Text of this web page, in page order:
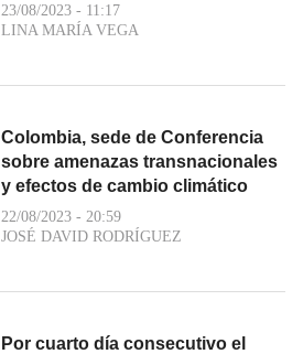
23/08/2023 - 11:17
LINA MARÍA VEGA
Colombia, sede de Conferencia
sobre amenazas transnacionales
y efectos de cambio climático
22/08/2023 - 20:59
JOSÉ DAVID RODRÍGUEZ
Por cuarto día consecutivo el